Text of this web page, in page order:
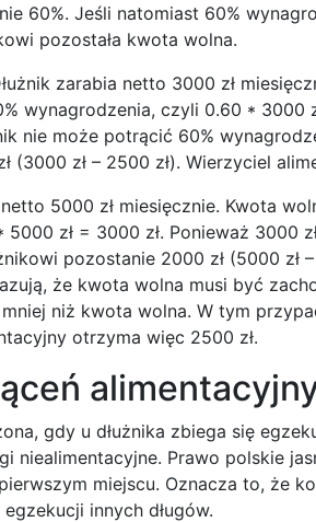
60%. Jeśli natomiast 60%
pozostała kwota wolna.
zarabia netto 3000 zł
wynagrodzenia, czyli 0.60 * 3000
nie może potrącić 60%
(3000 zł – 2500 zł). Wierzyciel
netto 5000 zł miesięcznie. Kwota
zł = 3000 zł. Ponieważ 3000
pozostanie 2000 zł (5000
że kwota wolna musi być
niż kwota wolna. W tym
otrzyma więc 2500 zł.
gdy u dłużnika zbiega się
niealimentacyjne. Prawo polskie
miejscu. Oznacza to, że
innych długów.